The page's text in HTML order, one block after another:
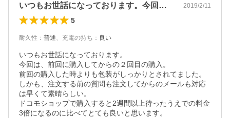
いつもお世話になっております。今回は、… 2019/2/11
5
耐久性 ： 普通、 充電の持ち ： 良い
いつもお世話になっております。
今回は、前回に購入してからの２回目の購入。
前回の購入した時よりも包装がしっかりとされてました。
しかも、注文する前の質問も注文してからのメールも対応
は早くて素晴らしい。
ドコモショップで購入すると2週間以上待ったうえでの料金
3倍になるのに比べてとても良いと思います。